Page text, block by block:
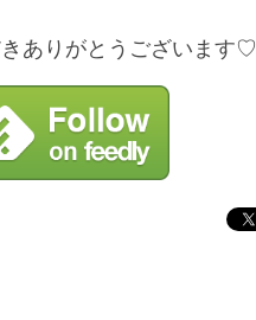
ありがとうございます♡